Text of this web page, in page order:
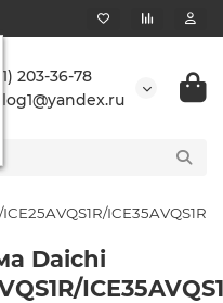
203-36-78
ICE35AVQS1R
Daichi